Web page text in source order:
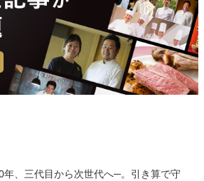
年、三代目から次世代へ─。引き算で守